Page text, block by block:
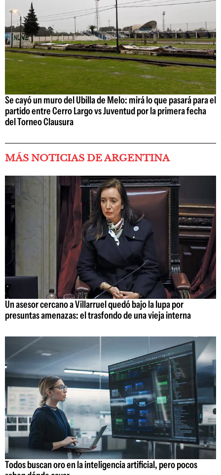
Se cayó un muro del Ubilla de Melo: mirá lo que pasará para el
partido entre Cerro Largo vs Juventud por la primera fecha
del Torneo Clausura
MÁS NOTICIAS DE ARGENTINA
Un asesor cercano a Villarruel quedó bajo la lupa por
presuntas amenazas: el trasfondo de una vieja interna
Todos buscan oro en la inteligencia artificial, pero pocos